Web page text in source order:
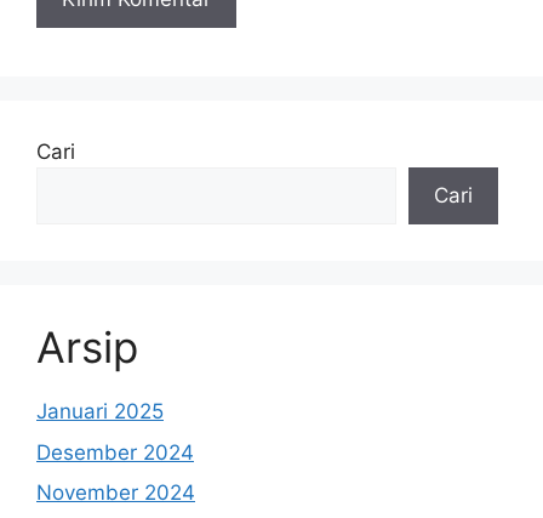
Cari
Cari
Arsip
Januari 2025
Desember 2024
November 2024